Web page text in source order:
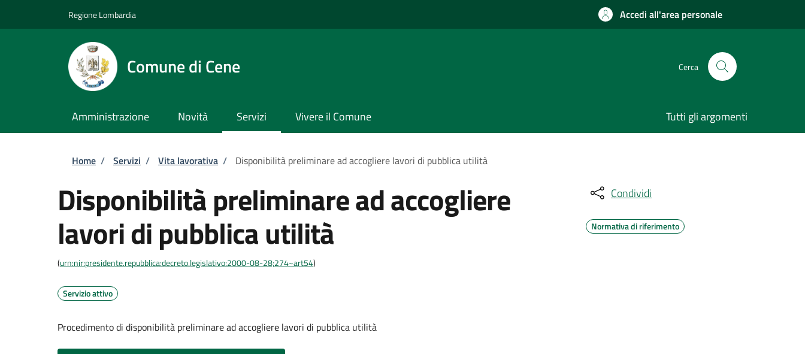
Regione Lombardia Accedi all'area personale
Comune di Cene Cerca
Amministrazione Novità Servizi Vivere il Comune Tutti gli argomenti
Briciole di pane
Home / Servizi / Vita lavorativa / Disponibilità preliminare ad accogliere lavori di pubblica utilità
Disponibilità preliminare ad accogliere
lavori di pubblica utilità
(urn:nir:presidente.repubblica:decreto.legislativo:2000-08-28;274~art54)
Servizio attivo
Procedimento di disponibilità preliminare ad accogliere lavori di pubblica utilità
Condividi
Normativa di riferimento